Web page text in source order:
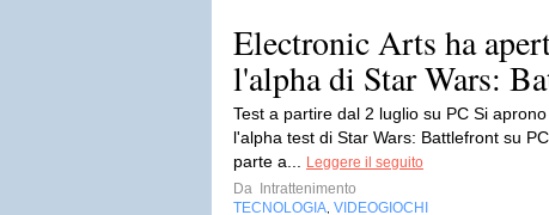
Electronic Arts ha
l'alpha di Star Wars:
Test a partire dal 2 luglio su PC Si
l'alpha test di Star Wars: Battlefront su
parte a...
Leggere il seguito
Da
Intrattenimento
TECNOLOGIA VIDEOGIOCHI